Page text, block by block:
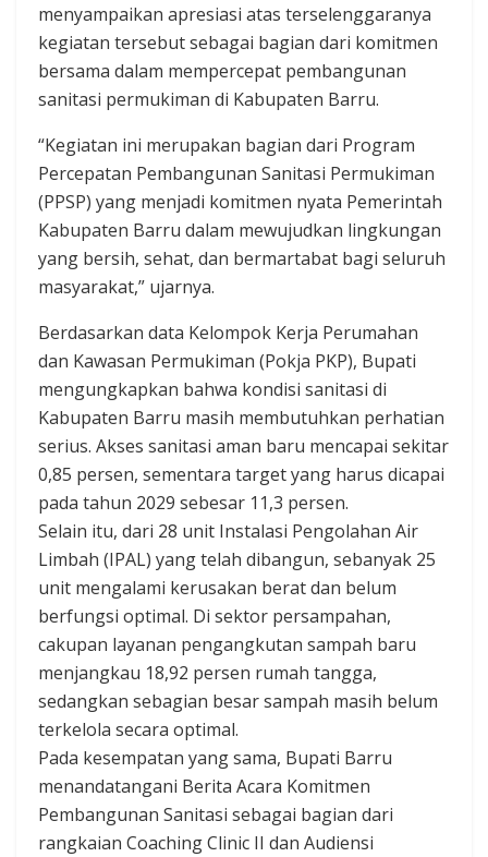
menyampaikan apresiasi atas terselenggaranya
kegiatan tersebut sebagai bagian dari komitmen
bersama dalam mempercepat pembangunan
sanitasi permukiman di Kabupaten Barru.
“Kegiatan ini merupakan bagian dari Program
Percepatan Pembangunan Sanitasi Permukiman
(PPSP) yang menjadi komitmen nyata Pemerintah
Kabupaten Barru dalam mewujudkan lingkungan
yang bersih, sehat, dan bermartabat bagi seluruh
masyarakat,” ujarnya.
Berdasarkan data Kelompok Kerja Perumahan
dan Kawasan Permukiman (Pokja PKP), Bupati
mengungkapkan bahwa kondisi sanitasi di
Kabupaten Barru masih membutuhkan perhatian
serius. Akses sanitasi aman baru mencapai sekitar
0,85 persen, sementara target yang harus dicapai
pada tahun 2029 sebesar 11,3 persen.
Selain itu, dari 28 unit Instalasi Pengolahan Air
Limbah (IPAL) yang telah dibangun, sebanyak 25
unit mengalami kerusakan berat dan belum
berfungsi optimal. Di sektor persampahan,
cakupan layanan pengangkutan sampah baru
menjangkau 18,92 persen rumah tangga,
sedangkan sebagian besar sampah masih belum
terkelola secara optimal.
Pada kesempatan yang sama, Bupati Barru
menandatangani Berita Acara Komitmen
Pembangunan Sanitasi sebagai bagian dari
rangkaian Coaching Clinic II dan Audiensi